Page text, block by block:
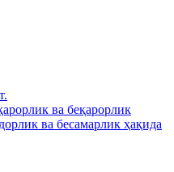
ва беқарорлик
ва бесамарлик ҳақида